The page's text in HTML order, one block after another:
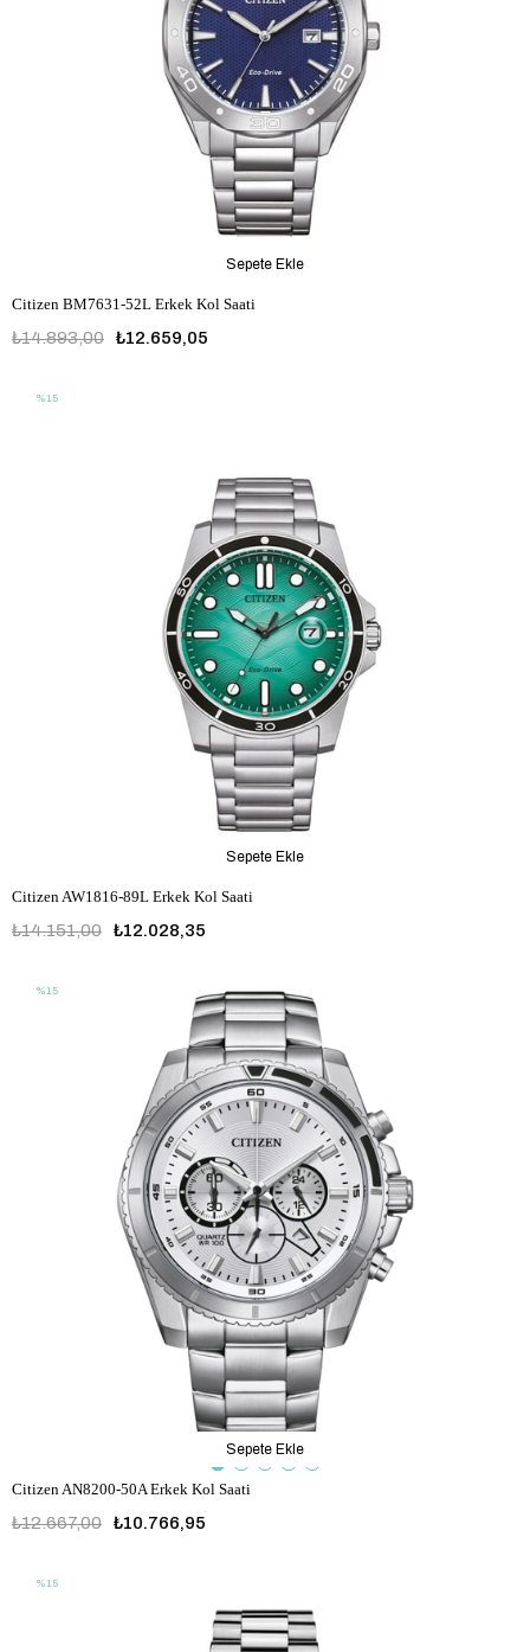
Citizen BM7631-52L Erkek Kol Saati
₺12.659,05
₺14.893,00
Sepete Ekle
Citizen AW1816-89L Erkek Kol Saati
₺12.028,35
₺14.151,00
Sepete Ekle
%15
Citizen AN8200-50A Erkek Kol Saati
₺10.766,95
₺12.667,00
Sepete Ekle
%15
%15